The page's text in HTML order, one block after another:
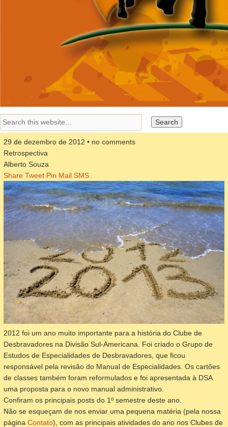
29 de dezembro de 2012 • no comments
Retrospectiva
Alberto Souza
Share Tweet Pin Mail SMS
2012 foi um ano muito importante para a história do Clube de
Desbravadores na Divisão Sul-Americana. Foi criado o Grupo de
Estudos de Especialidades de Desbravadores, que ficou
responsável pela revisão do Manual de Especialidades. Os cartões
de classes também foram reformulados e foi apresentada à DSA
uma proposta para o novo manual administrativo.
Confiram os principais posts do 1º semestre deste ano.
Não se esqueçam de nos enviar uma pequena matéria (pela nossa
página Contato), com as principais atividades do ano nos Clubes de